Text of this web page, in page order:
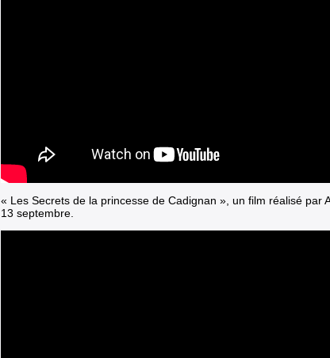
« Les Secrets de la princesse de Cadignan », un film réalisé par
13 septembre.